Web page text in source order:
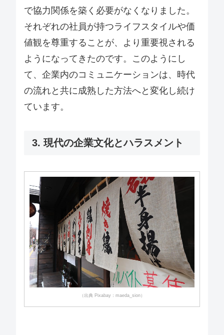
で協力関係を築く必要がなくなりました。
それぞれの社員が持つライフスタイルや価
値観を尊重することが、より重要視される
ようになってきたのです。このようにし
て、企業内のコミュニケーションは、時代
の流れと共に成熟した方法へと変化し続け
ています。
3. 現代の企業文化とハラスメント
（出典 Pixabay：maeda_sion）